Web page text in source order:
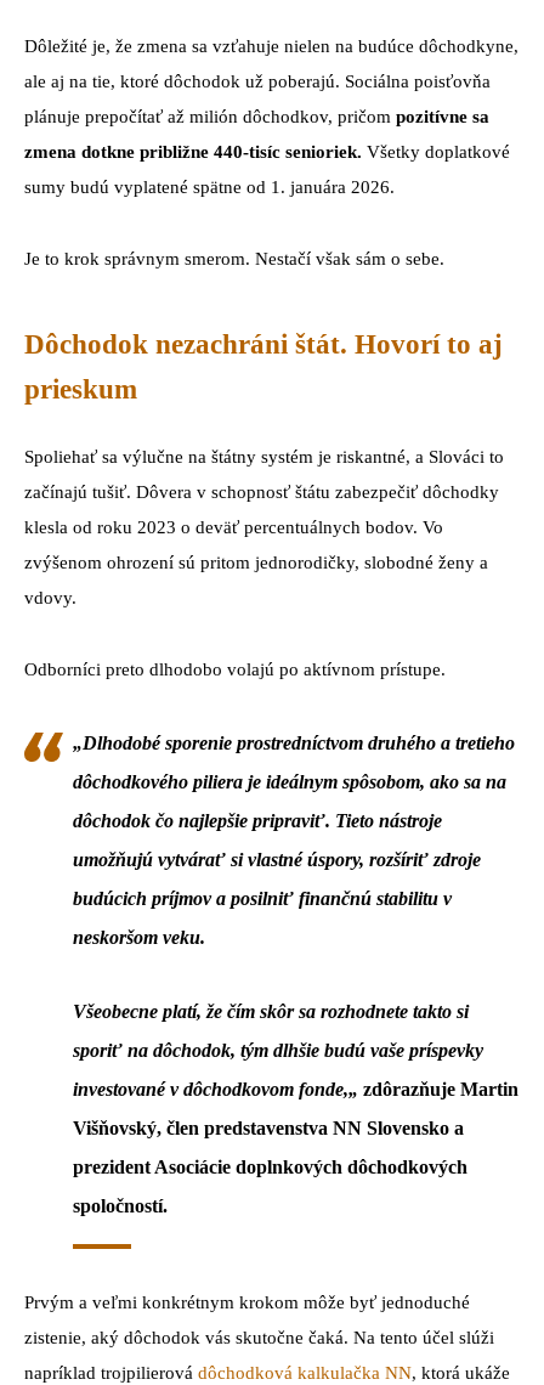
Dôležité je, že zmena sa vzťahuje nielen na budúce dôchodkyne,
ale aj na tie, ktoré dôchodok už poberajú. Sociálna poisťovňa
plánuje prepočítať až milión dôchodkov, pričom pozitívne sa
zmena dotkne približne 440-tisíc senioriek. Všetky doplatkové
sumy budú vyplatené spätne od 1. januára 2026.
Je to krok správnym smerom. Nestačí však sám o sebe.
Dôchodok nezachráni štát. Hovorí to aj
prieskum
Spoliehať sa výlučne na štátny systém je riskantné, a Slováci to
začínajú tušiť. Dôvera v schopnosť štátu zabezpečiť dôchodky
klesla od roku 2023 o deväť percentuálnych bodov. Vo
zvýšenom ohrození sú pritom jednorodičky, slobodné ženy a
vdovy.
Odborníci preto dlhodobo volajú po aktívnom prístupe.
„Dlhodobé sporenie prostredníctvom druhého a tretieho
dôchodkového piliera je ideálnym spôsobom, ako sa na
dôchodok čo najlepšie pripraviť. Tieto nástroje
umožňujú vytvárať si vlastné úspory, rozšíriť zdroje
budúcich príjmov a posilniť finančnú stabilitu v
neskoršom veku.
Všeobecne platí, že čím skôr sa rozhodnete takto si
sporiť na dôchodok, tým dlhšie budú vaše príspevky
investované v dôchodkovom fonde,„ zdôrazňuje Martin
Višňovský, člen predstavenstva NN Slovensko a
prezident Asociácie doplnkových dôchodkových
spoločností.
Prvým a veľmi konkrétnym krokom môže byť jednoduché
zistenie, aký dôchodok vás skutočne čaká. Na tento účel slúži
napríklad trojpilierová dôchodková kalkulačka NN, ktorá ukáže